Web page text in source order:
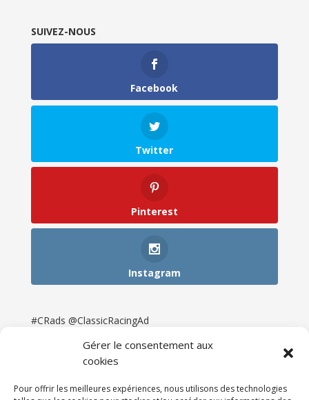
Gérer le consentement aux
cookies
Pour offrir les meilleures expériences, nous utilisons des technologies
SUIVEZ-NOUS
Facebook
Twitter
Pinterest
Instagram
#CRads @ClassicRacingAd